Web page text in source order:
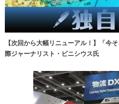
【次回から大幅リニューアル！】「
際ジャーナリスト・ビニシウス氏